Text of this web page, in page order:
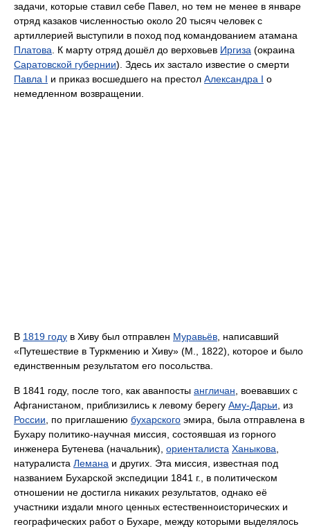
задачи, которые ставил себе Павел, но тем не менее в январе
отряд казаков численностью около 20 тысяч человек с
артиллерией выступили в поход под командованием атамана
Платова . К марту отряд дошёл до верховьев Иргиза (окраина
Саратовской губернии). Здесь их застало известие о смерти
Павла I и приказ восшедшего на престол Александра I о
немедленном возвращении.
В 1819 году в Хиву был отправлен Муравьёв , написавший
«Путешествие в Туркмению и Хиву» (М., 1822), которое и было
единственным результатом его посольства.
В 1841 году, после того, как аванпосты англичан , воевавших с
Афганистаном, приблизились к левому берегу Аму-Дарьи , из
России , по приглашению бухарского эмира, была отправлена в
Бухару политико-научная миссия, состоявшая из горного
инженера Бутенева (начальник), ориенталиста Ханыкова
натуралиста Лемана и других. Эта миссия, известная под
названием Бухарской экспедиции 1841 г., в политическом
отношении не достигла никаких результатов, однако её
участники издали много ценных естественноисторических и
географических работ о Бухаре, между которыми выделялось